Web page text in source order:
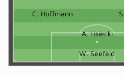
C. Hoffmann
A. Lisiecki
W. Seefeld